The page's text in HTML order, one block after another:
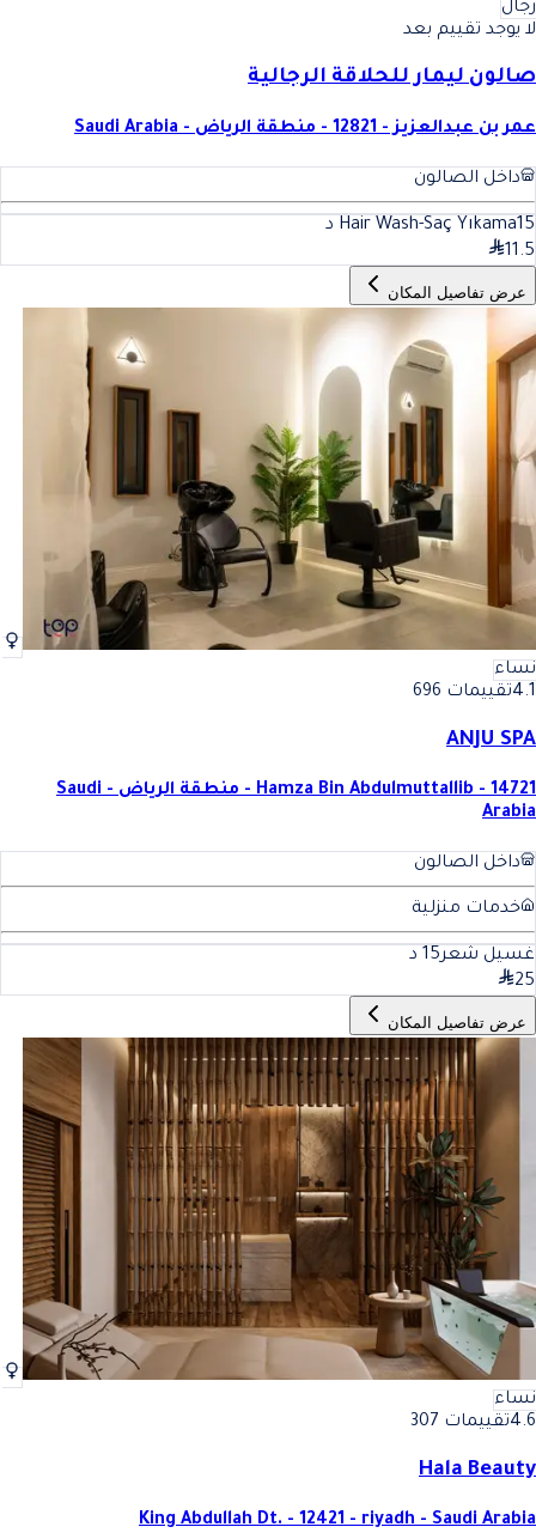
رجال
لا يوجد تقييم بعد
صالون ليمار للحلاقة الرجالية
عمر بن عبدالعزيز - 12821 - منطقة الرياض - Saudi Arabia
داخل الصالون
Hair Wash-Saç Yıkama15
د
11.5
عرض تفاصيل المكان
نساء
4.1تقييمات 696
ANJU SPA
Hamza Bin Abdulmuttallib - 14721 - منطقة الرياض - Saudi
Arabia
داخل الصالون
خدمات منزلية
غسيل شعر15 د
25
عرض تفاصيل المكان
نساء
4.6تقييمات 307
Hala Beauty
King Abdullah Dt. - 12421 - riyadh - Saudi Arabia